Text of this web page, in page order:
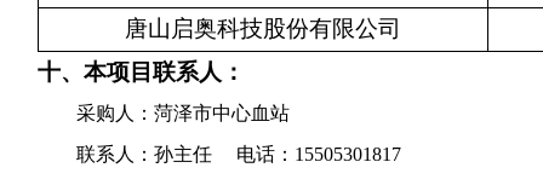
唐山启奥科技股份有限公司
十、本项目联系人：
采购人： 菏泽市中心血站
联系人
： 孙主任 电话：15505301817